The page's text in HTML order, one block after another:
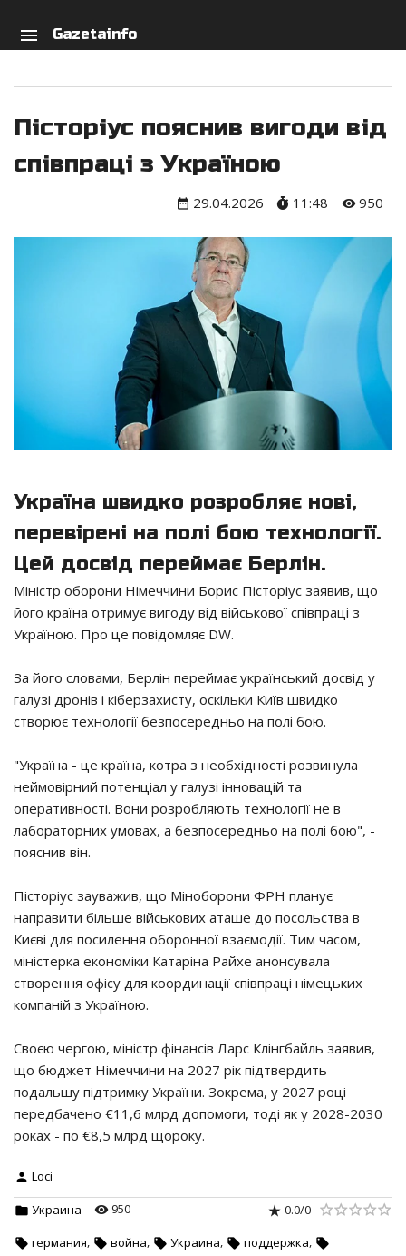
menu Gazetainfo
Пісторіус пояснив вигоди від
співпраці з Україною
29.04.2026 11:48 950
Україна швидко розробляє нові,
перевірені на полі бою технології.
Цей досвід переймає Берлін.
Міністр оборони Німеччини Борис Пісторіус заявив, що
його країна отримує вигоду від військової співпраці з
Україною. Про це повідомляє DW.
За його словами, Берлін переймає український досвід у
галузі дронів і кіберзахисту, оскільки Київ швидко
створює технології безпосередньо на полі бою.
"Україна - це країна, котра з необхідності розвинула
неймовірний потенціал у галузі інновацій та
оперативності. Вони розробляють технології не в
лабораторних умовах, а безпосередньо на полі бою", -
пояснив він.
Пісторіус зауважив, що Міноборони ФРН планує
направити більше військових аташе до посольства в
Києві для посилення оборонної взаємодії. Тим часом,
міністерка економіки Катаріна Райхе анонсувала
створення офісу для координації співпраці німецьких
компаній з Україною.
Своєю чергою, міністр фінансів Ларс Клінгбайль заявив,
що бюджет Німеччини на 2027 рік підтвердить
подальшу підтримку України. Зокрема, у 2027 році
передбачено €11,6 млрд допомоги, тоді як у 2028-2030
роках - по €8,5 млрд щороку.
Loci
Украина 950 0.0/0
германия, война, Украина, поддержка,